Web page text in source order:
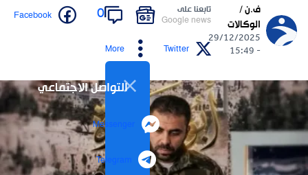
ف.ن /
الوكالات
29/12/2025
- 15:49
تابعنا على
Google news
0
Facebook
Twitter
More
التواصل الاجتماعي
Messenger
Telegram